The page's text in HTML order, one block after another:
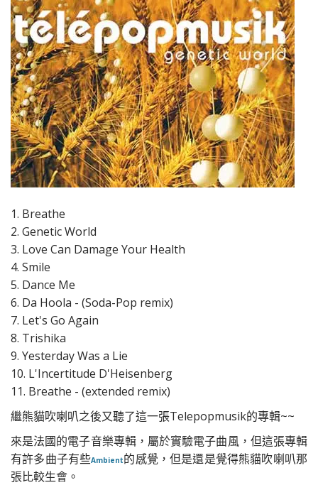
1. Breathe
2. Genetic World
3. Love Can Damage Your Health
4. Smile
5. Dance Me
6. Da Hoola - (Soda-Pop remix)
7. Let's Go Again
8. Trishika
9. Yesterday Was a Lie
10. L'Incertitude D'Heisenberg
11. Breathe - (extended remix)
繼熊貓吹喇叭之後又聽了這一張Telepopmusik的專輯~~
來是法國的電子音樂專輯，屬於實驗電子曲風，但這張專輯
有許多曲子有些Ambient的感覺，但是還是覺得熊貓吹喇叭那
張比較生會。